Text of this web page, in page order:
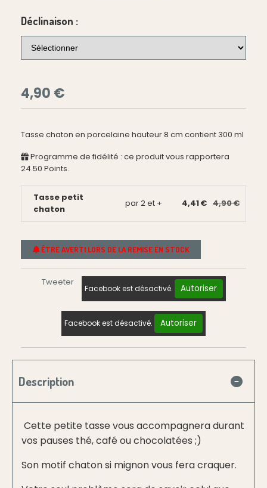
Déclinaison :
4,90 €
Tasse chaton en porcelaine hauteur 8 cm contient 300 ml
Programme de fidélité : ce produit vous rapportera
24.50 Points.
Tasse petit
chaton
par 2 et + 4,41 € 4,90 €
ÊTRE AVERTI LORS DE LA REMISE EN STOCK
Tweeter
Facebook est désactivé. Autoriser
Facebook est désactivé. Autoriser
Description
Cette petite tasse vous accompagnera durant
vos pauses thé, café ou chocolatées ;)
Son motif chaton si mignon vous fera craquer.